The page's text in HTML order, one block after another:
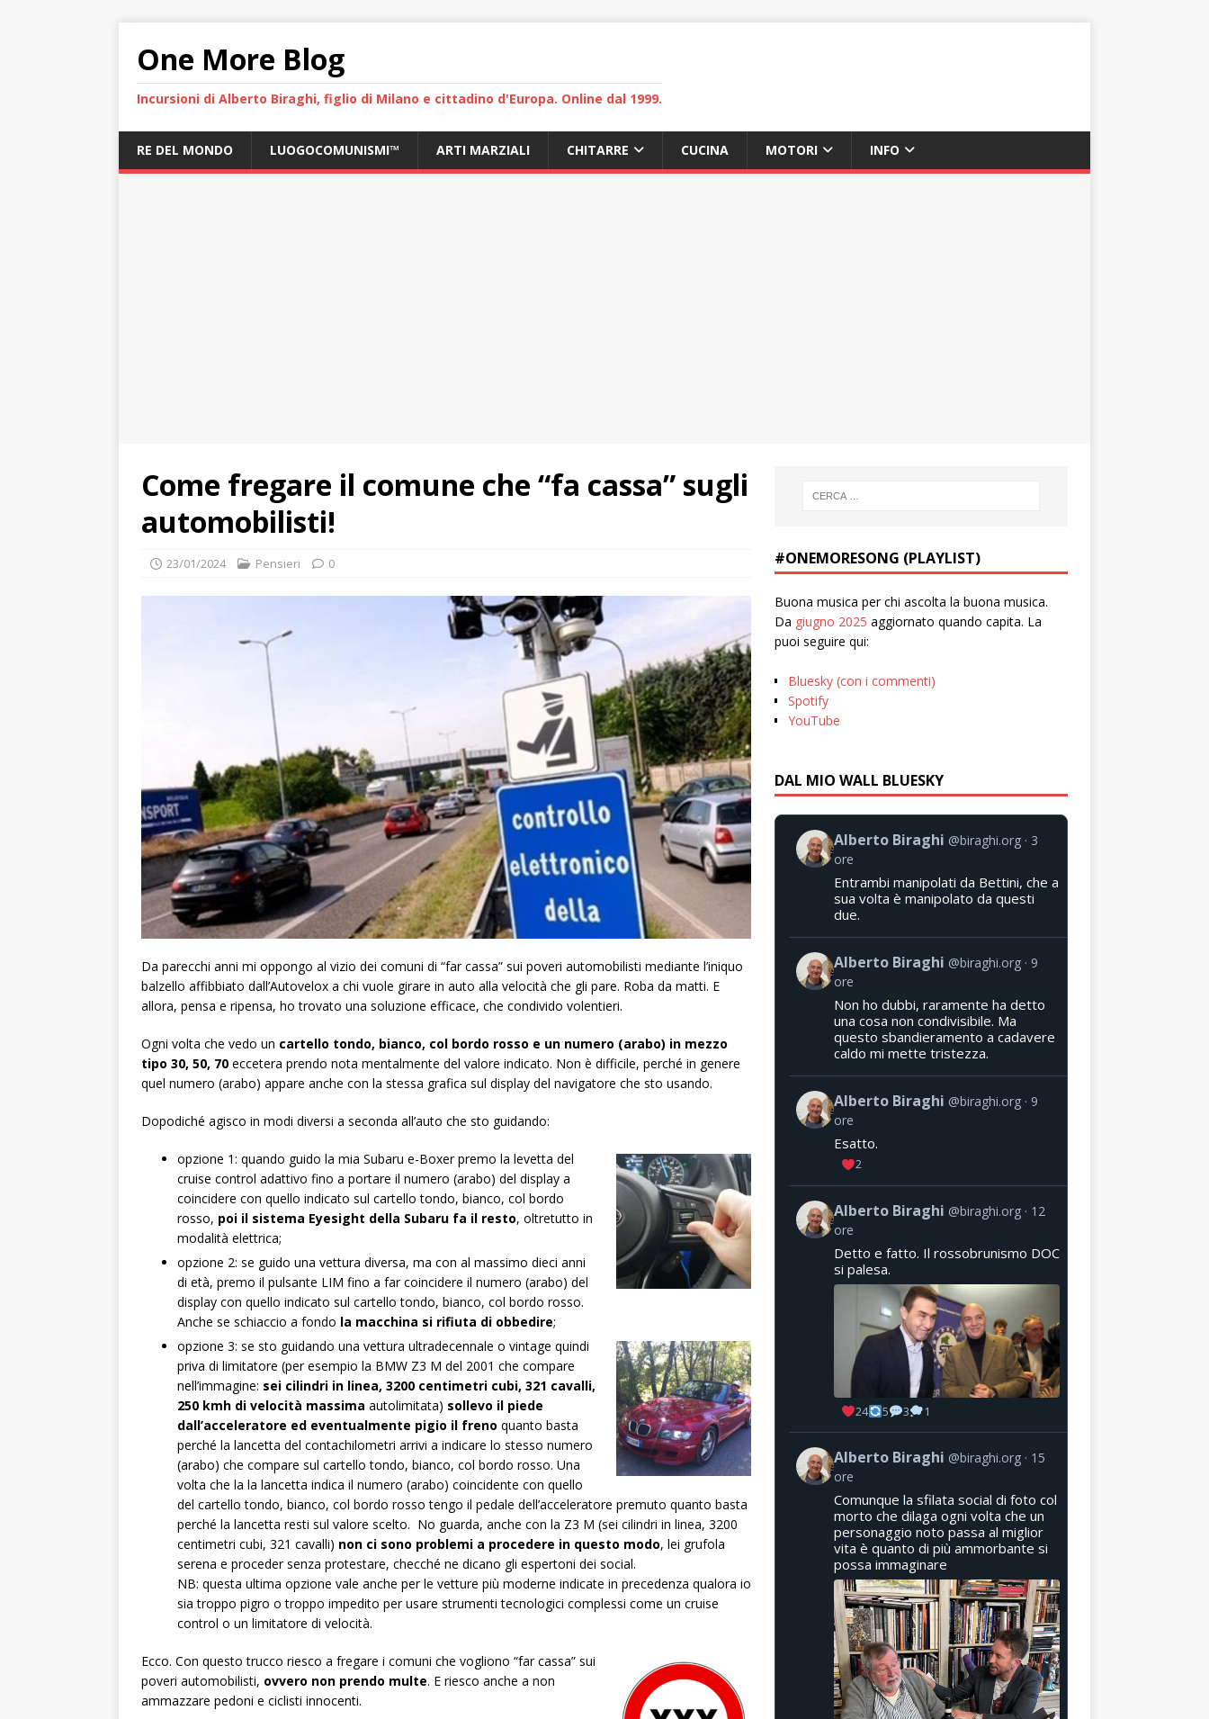
One More Blog
Incursioni di Alberto Biraghi, figlio di Milano e cittadino d'Europa. Online dal 1999.
RE DEL MONDO LUOGOCOMUNISMI™ ARTI MARZIALI CHITARRE CUCINA MOTORI INFO
Come fregare il comune che “fa cassa” sugli
automobilisti!
23/01/2024 Pensieri 0
Da parecchi anni mi oppongo al vizio dei comuni di “far cassa” sui poveri automobilisti mediante l’iniquo
balzello affibbiato dall’Autovelox a chi vuole girare in auto alla velocità che gli pare. Roba da matti. E
allora, pensa e ripensa, ho trovato una soluzione efficace, che condivido volentieri.
Ogni volta che vedo un cartello tondo, bianco, col bordo rosso e un numero (arabo) in mezzo
tipo 30, 50, 70 eccetera prendo nota mentalmente del valore indicato. Non è difficile, perché in genere
quel numero (arabo) appare anche con la stessa grafica sul display del navigatore che sto usando.
Dopodiché agisco in modi diversi a seconda all’auto che sto guidando:
opzione 1: quando guido la mia Subaru e-Boxer premo la levetta del
cruise control adattivo fino a portare il numero (arabo) del display a
coincidere con quello indicato sul cartello tondo, bianco, col bordo
rosso, poi il sistema Eyesight della Subaru fa il resto, oltretutto in
modalità elettrica;
opzione 2: se guido una vettura diversa, ma con al massimo dieci anni
di età, premo il pulsante LIM fino a far coincidere il numero (arabo) del
display con quello indicato sul cartello tondo, bianco, col bordo rosso.
Anche se schiaccio a fondo la macchina si rifiuta di obbedire;
opzione 3: se sto guidando una vettura ultradecennale o vintage quindi
priva di limitatore (per esempio la BMW Z3 M del 2001 che compare
nell’immagine: sei cilindri in linea, 3200 centimetri cubi, 321 cavalli,
250 kmh di velocità massima autolimitata) sollevo il piede
dall’acceleratore ed eventualmente pigio il freno quanto basta
perché la lancetta del contachilometri arrivi a indicare lo stesso numero
(arabo) che compare sul cartello tondo, bianco, col bordo rosso. Una
volta che la la lancetta indica il numero (arabo) coincidente con quello
del cartello tondo, bianco, col bordo rosso tengo il pedale dell’acceleratore premuto quanto basta
perché la lancetta resti sul valore scelto. No guarda, anche con la Z3 M (sei cilindri in linea, 3200
centimetri cubi, 321 cavalli) non ci sono problemi a procedere in questo modo, lei grufola
serena e proceder senza protestare, checché ne dicano gli espertoni dei social.
NB: questa ultima opzione vale anche per le vetture più moderne indicate in precedenza qualora io
sia troppo pigro o troppo impedito per usare strumenti tecnologici complessi come un cruise
control o un limitatore di velocità.
Ecco. Con questo trucco riesco a fregare i comuni che vogliono “far cassa” sui
poveri automobilisti, ovvero non prendo multe. E riesco anche a non
ammazzare pedoni e ciclisti innocenti.
#ONEMORESONG (PLAYLIST)
Buona musica per chi ascolta la buona musica.
Da giugno 2025 aggiornato quando capita. La
puoi seguire qui:
Bluesky (con i commenti)
Spotify
YouTube
DAL MIO WALL BLUESKY
Alberto Biraghi @biraghi.org
3
ore
Entrambi manipolati da Bettini, che a
sua volta è manipolato da questi
due.
Alberto Biraghi @biraghi.org
9
ore
Non ho dubbi, raramente ha detto
una cosa non condivisibile. Ma
questo sbandieramento a cadavere
caldo mi mette tristezza.
Alberto Biraghi @biraghi.org
9
ore
Esatto.
2
Alberto Biraghi @biraghi.org
12
ore
Detto e fatto. Il rossobrunismo DOC
si palesa.
24 5 3 1
Alberto Biraghi @biraghi.org
15
ore
Comunque la sfilata social di foto col
morto che dilaga ogni volta che un
personaggio noto passa al miglior
vita è quanto di più ammorbante si
possa immaginare